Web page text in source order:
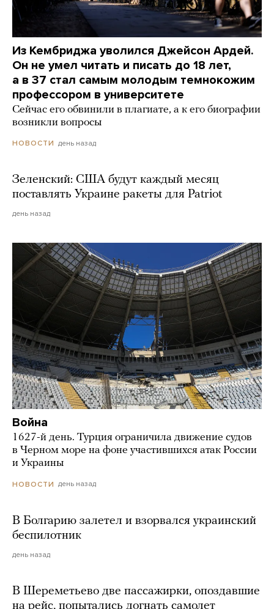
Из Кембриджа уволился Джейсон Ардей.
Он не умел читать и писать до 18 лет,
а в 37 стал самым молодым темнокожим
профессором в университете
Сейчас его обвинили в плагиате, а к его биографии
возникли вопросы
НОВОСТИ день назад
Зеленский: США будут каждый месяц
поставлять Украине ракеты для Patriot
день назад
Война
1627-й день. Турция ограничила движение судов
в Черном море на фоне участившихся атак России
и Украины
НОВОСТИ день назад
В Болгарию залетел и взорвался украинский
беспилотник
день назад
В Шереметьево две пассажирки, опоздавшие
на рейс, попытались догнать самолет